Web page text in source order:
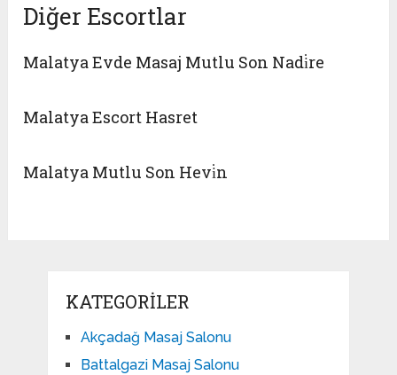
Diğer Escortlar
Malatya Evde Masaj Mutlu Son Nadi̇re
Malatya Escort Hasret
Malatya Mutlu Son Hevi̇n
KATEGORILER
Akçadağ Masaj Salonu
Battalgazi Masaj Salonu